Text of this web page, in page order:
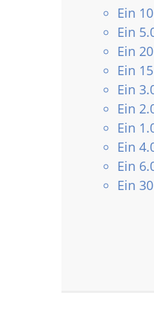
Ein
Ein
Ein
Ein
Ein
Ein
Ein
Ein
Ein
Ein